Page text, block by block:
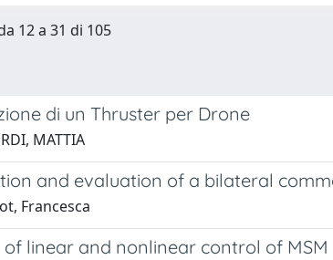
12 a 31 di 105
di un Thruster per Drone
MATTIA
and evaluation of a bilateral
Francesca
linear and nonlinear control of